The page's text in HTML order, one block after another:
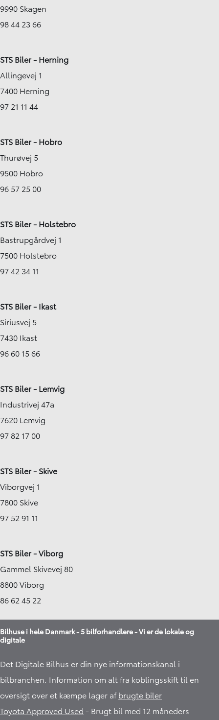
9990 Skagen
98 44 23 66
STS Biler - Herning
Allingevej 1
7400 Herning
97 21 11 44
STS Biler - Hobro
Thurøvej 5
9500 Hobro
96 57 25 00
STS Biler - Holstebro
Bastrupgårdvej 1
7500 Holstebro
97 42 34 11
STS Biler - Ikast
Siriusvej 5
7430 Ikast
96 60 15 66
STS Biler - Lemvig
Industrivej 47a
7620 Lemvig
97 82 17 00
STS Biler - Skive
Viborgvej 1
7800 Skive
97 52 91 11
STS Biler - Viborg
Gammel Skivevej 80
8800 Viborg
86 62 45 22
Bilhuse i hele Danmark - 5 bilforhandlere - Vi er de lokale og
digitale
Det Digitale Bilhus er din nye informationskanal i
bilbranchen. Information om alt fra koblingsskift til en
oversigt over et kæmpe lager afbrugte biler
Toyota Approved Used - Brugt bil med 12 måneders